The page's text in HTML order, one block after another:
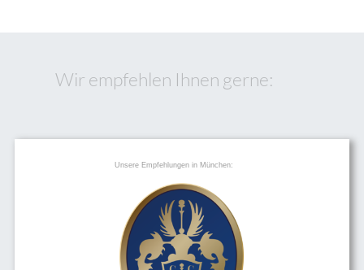
Wir empfehlen Ihnen gerne:
Unsere Empfehlungen in München: